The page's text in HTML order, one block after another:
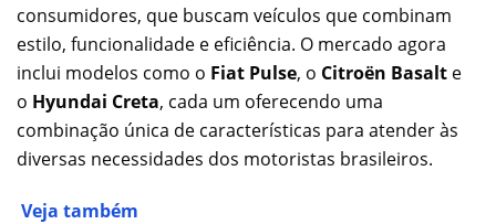
consumidores, que buscam veículos que combinam
estilo, funcionalidade e eficiência. O mercado agora
inclui modelos como o Fiat Pulse, o Citroën Basalt e
o Hyundai Creta, cada um oferecendo uma
combinação única de características para atender às
diversas necessidades dos motoristas brasileiros.
Veja também